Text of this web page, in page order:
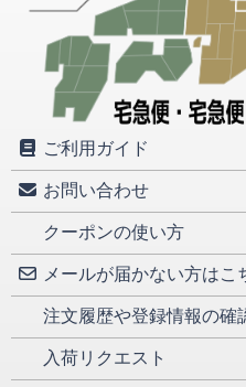
ご利用ガイド
お問い合わせ
クーポンの使い方
メールが届かない方はこ
注文履歴や登録情報の確
入荷リクエスト